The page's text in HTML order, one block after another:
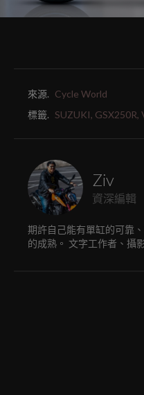
來源. Cycle World
標籤. SUZUKI, GSX250R,
Ziv
資深編輯
期許自己能有單缸的可靠
的成熟。 文字工作者、攝